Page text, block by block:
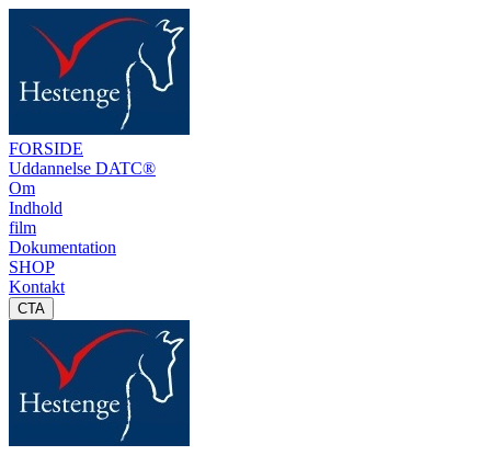
FORSIDE
Uddannelse DATC®
Om
Indhold
film
Dokumentation
SHOP
Kontakt
CTA